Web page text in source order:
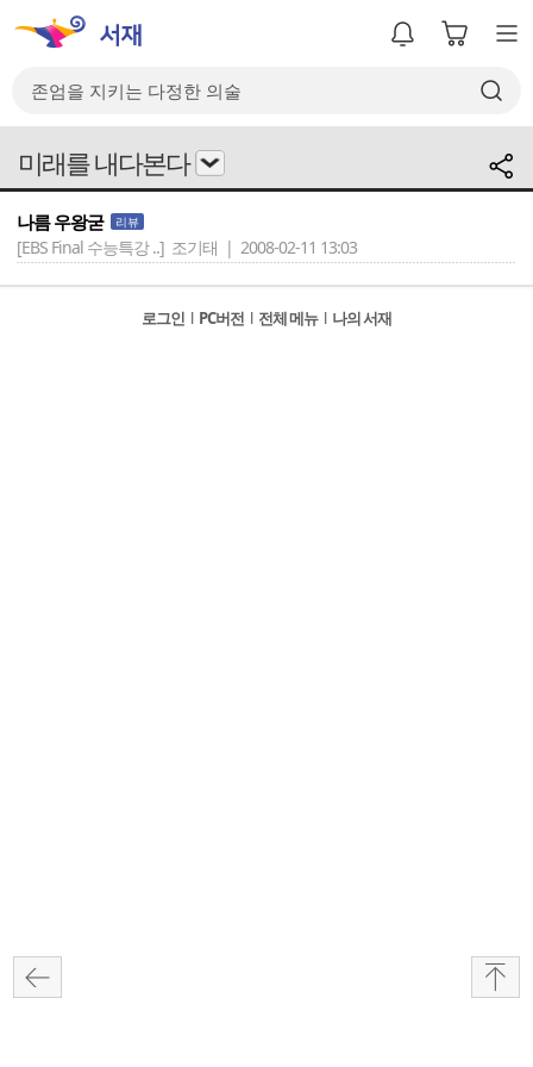
미래를 내다본다
나름 우왕굳 리뷰
[EBS Final 수능특강 ..] 조기태 | 2008-02-11 13:03
로그인 l PC버전 l 전체 메뉴 l 나의 서재